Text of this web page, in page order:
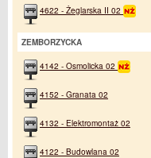
4622 - Żeglarska II 02
ZEMBORZYCKA
4142 - Osmolicka 02
4152 - Granata 02
4132 - Elektromontaż 02
4122 - Budowlana 02